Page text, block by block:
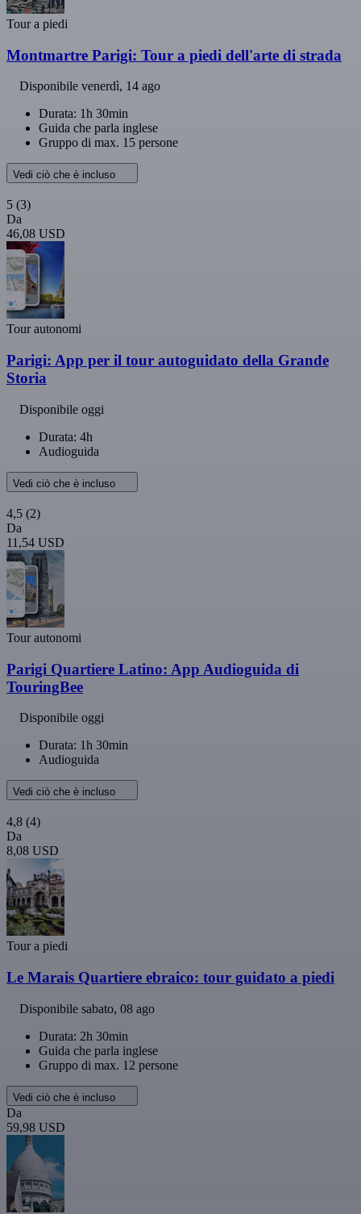
Tour a piedi
Montmartre Parigi: Tour a piedi dell'arte di strada
Disponibile venerdì, 14 ago
Durata: 1h 30min
Guida che parla inglese
Gruppo di max. 15 persone
Vedi ciò che è incluso
5 (3)
Da
46,08 USD
Tour autonomi
Parigi: App per il tour autoguidato della Grande
Storia
Disponibile oggi
Durata: 4h
Audioguida
Vedi ciò che è incluso
4,5 (2)
Da
11,54 USD
Tour autonomi
Parigi Quartiere Latino: App Audioguida di
TouringBee
Disponibile oggi
Durata: 1h 30min
Audioguida
Vedi ciò che è incluso
4,8 (4)
Da
8,08 USD
Tour a piedi
Le Marais Quartiere ebraico: tour guidato a piedi
Disponibile sabato, 08 ago
Durata: 2h 30min
Guida che parla inglese
Gruppo di max. 12 persone
Vedi ciò che è incluso
Da
59,98 USD